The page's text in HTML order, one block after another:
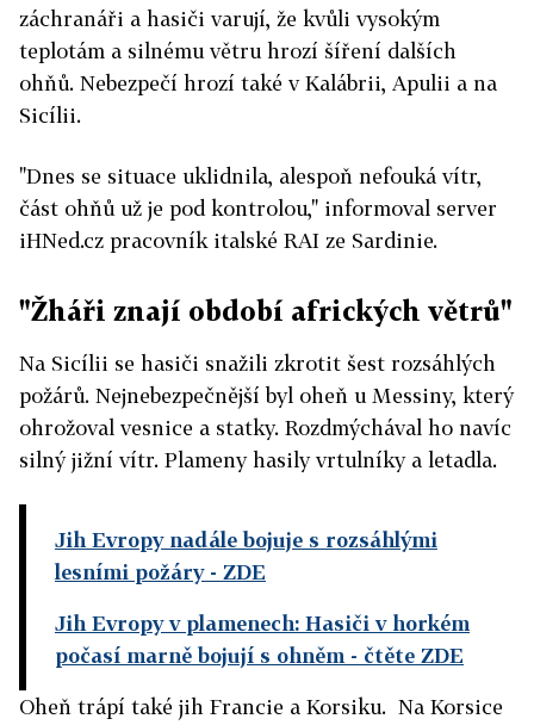
záchranáři a hasiči varují, že kvůli vysokým
teplotám a silnému větru hrozí šíření dalších
ohňů. Nebezpečí hrozí také v Kalábrii, Apulii a na
Sicílii.
"Dnes se situace uklidnila, alespoň nefouká vítr,
část ohňů už je pod kontrolou," informoval server
iHNed.cz pracovník italské RAI ze Sardinie.
"Žháři znají období afrických větrů"
Na Sicílii se hasiči snažili zkrotit šest rozsáhlých
požárů. Nejnebezpečnější byl oheň u Messiny, který
ohrožoval vesnice a statky. Rozdmýchával ho navíc
silný jižní vítr. Plameny hasily vrtulníky a letadla.
Jih Evropy nadále bojuje s rozsáhlými
lesními požáry- ZDE
Jih Evropy v plamenech: Hasiči v horkém
počasí marně bojují s ohněm - čtěte ZDE
Oheň trápí také jih Francie a Korsiku. Na Korsice